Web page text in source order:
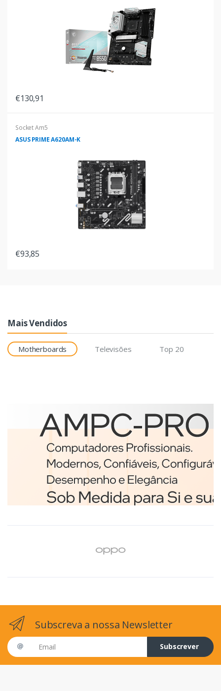
€130,91
Socket Am5
ASUS PRIME A620AM-K
€93,85
Mais Vendidos
Motherboards Televisões Top 20
Etiquetas
Brother BCS-1J074102-121
etiqueta para impressão
Branco
€98,75
Subscreva a nossa Newsletter
Email address
Subscrever